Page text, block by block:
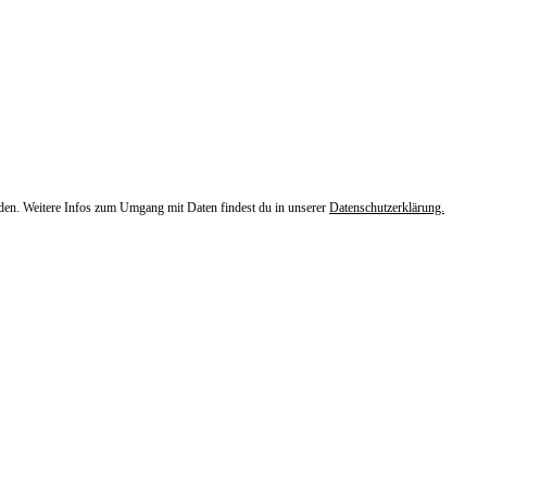
Weitere Infos zum Umgang mit Daten findest du in unserer Datenschutzerklärung.